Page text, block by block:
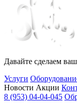
Давайте сделаем
Услуги
Новости Акции
8 (953) 04-04-045